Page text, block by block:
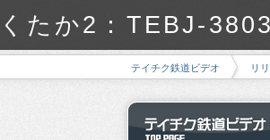
たか2：TEBJ-
テイチク鉄道ビデオ リ